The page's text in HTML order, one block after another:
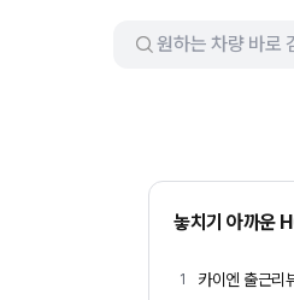
놓치기 아까운
1 카이엔 출근리